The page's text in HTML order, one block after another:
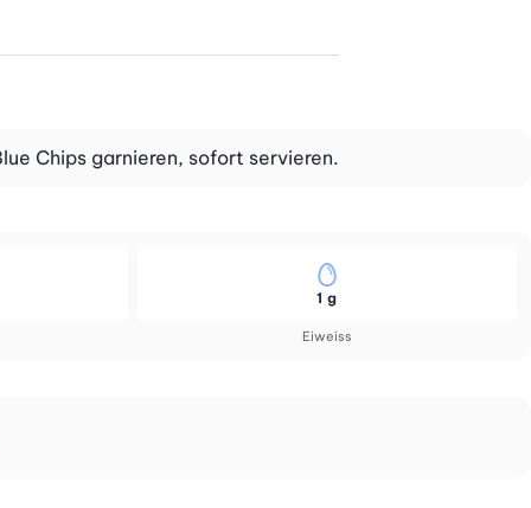
Chips garnieren, sofort servieren.
Eiweiss
1 g